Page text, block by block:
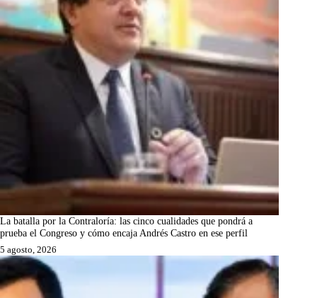
La batalla por la Contraloría: las cinco cualidades que pondrá a
prueba el Congreso y cómo encaja Andrés Castro en ese perfil
5 agosto, 2026